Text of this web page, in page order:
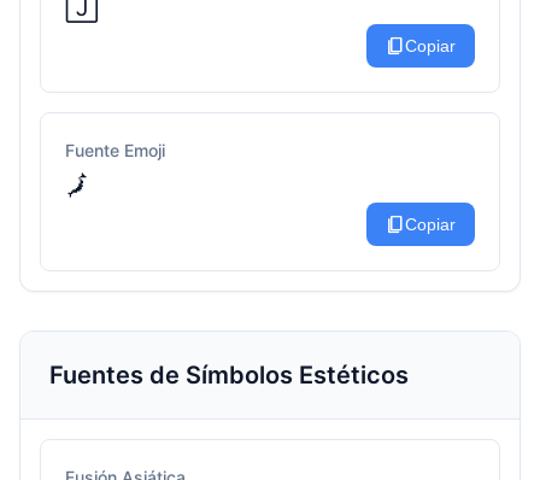
🄹
content_copyCopiar
Fuente Emoji
🗾
content_copyCopiar
Fuentes de Símbolos Estéticos